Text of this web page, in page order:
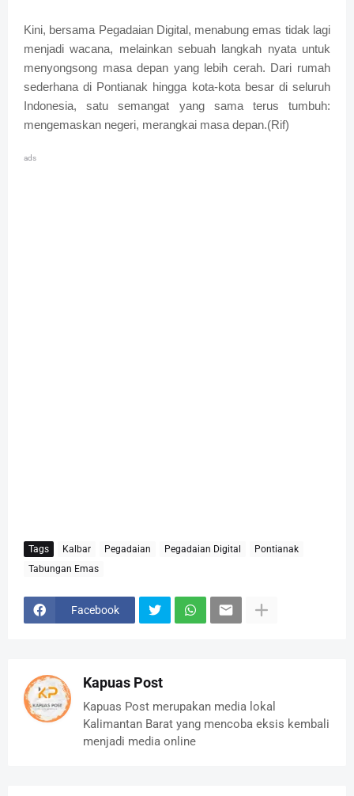
Kini, bersama Pegadaian Digital, menabung emas tidak lagi
menjadi wacana, melainkan sebuah langkah nyata untuk
menyongsong masa depan yang lebih cerah. Dari rumah
sederhana di Pontianak hingga kota-kota besar di seluruh
Indonesia, satu semangat yang sama terus tumbuh:
mengemaskan negeri, merangkai masa depan.(Rif)
ads
Tags Kalbar Pegadaian Pegadaian Digital
Pontianak
Tabungan Emas
Facebook
Kapuas Post
Kapuas Post merupakan media lokal
Kalimantan Barat yang mencoba eksis kembali
menjadi media online